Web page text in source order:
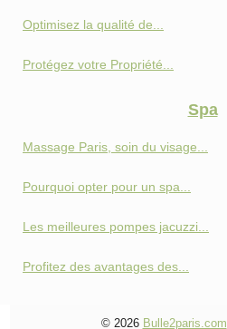
Optimisez la qualité de...
Protégez votre Propriété...
Spa
Massage Paris, soin du visage...
Pourquoi opter pour un spa...
Les meilleures pompes jacuzzi...
Profitez des avantages des...
© 2026 Bulle2paris.com